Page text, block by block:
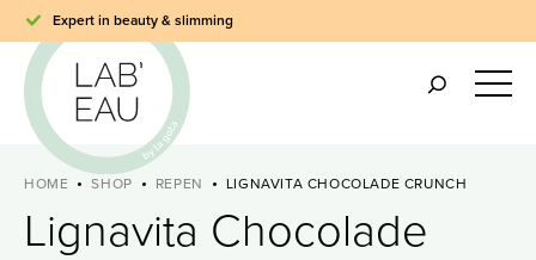
Expert in beauty & slimming
HOME SHOP REPEN LIGNAVITA CHOCOLADE CRUNCH
Lignavita Chocolade